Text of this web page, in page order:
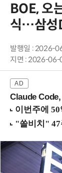
BOE, 오
식…삼성
발행일 : 2026-
지면 :2026-06-
Claude Code, 실